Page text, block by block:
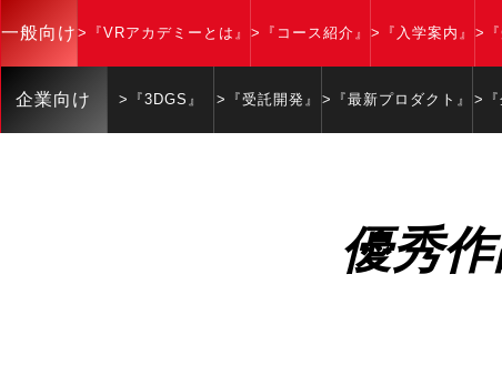
一般向け >『VRアカデミーとは』 >『コース紹介』 >『入学案内』 >『
企業向け >『3DGS』 >『受託開発』 >『最新プロダクト』 >『
優秀